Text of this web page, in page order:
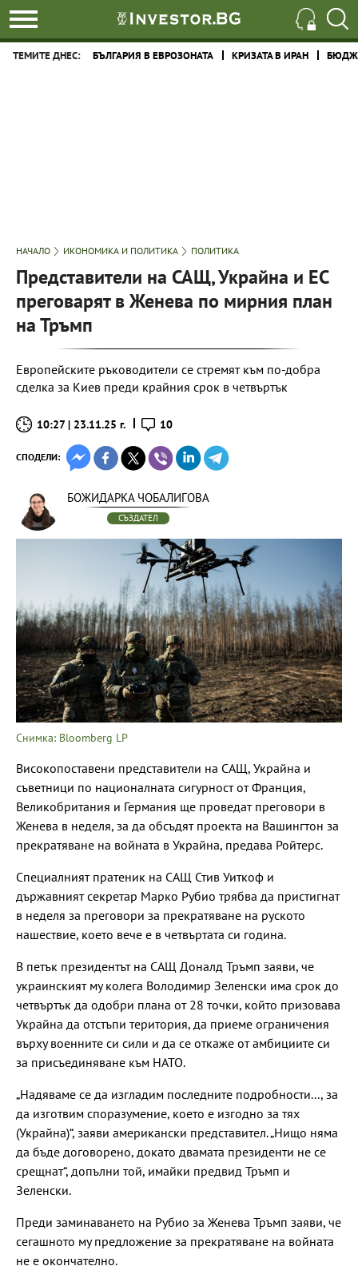
ТЕМИТЕ ДНЕС: БЪЛГАРИЯ В ЕВРОЗОНАТА КРИЗАТА В ИРАН
НАЧАЛО ИКОНОМИКА И ПОЛИТИКА ПОЛИТИКА
Представители на САЩ, Украйна и ЕС
преговарят в Женева по мирния план
на Тръмп
Европейските ръководители се стремят към по-добра
сделка за Киев преди крайния срок в четвъртък
10:27 | 23.11.25 г. 10
СПОДЕЛИ:
БОЖИДАРКА ЧОБАЛИГОВА
СЪЗДАТЕЛ
Снимка: Bloomberg LP
Високопоставени представители на САЩ, Украйна и
съветници по националната сигурност от Франция,
Великобритания и Германия ще проведат преговори в
Женева в неделя, за да обсъдят проекта на Вашингтон за
прекратяване на войната в Украйна, предава Ройтерс.
Специалният пратеник на САЩ Стив Уиткоф и
държавният секретар Марко Рубио трябва да пристигнат
в неделя за преговори за прекратяване на руското
нашествие, което вече е в четвъртата си година.
В петък президентът на САЩ Доналд Тръмп заяви, че
украинският му колега Володимир Зеленски има срок до
четвъртък да одобри плана от 28 точки, който призовава
Украйна да отстъпи територия, да приеме ограничения
върху военните си сили и да се откаже от амбициите си
за присъединяване към НАТО.
„Надяваме се да изгладим последните подробности..., за
да изготвим споразумение, което е изгодно за тях
(Украйна)“, заяви американски представител. „Нищо няма
да бъде договорено, докато двамата президенти не се
срещнат“, допълни той, имайки предвид Тръмп и
Зеленски.
Преди заминаването на Рубио за Женева Тръмп заяви, че
сегашното му предложение за прекратяване на войната
не е окончателно.